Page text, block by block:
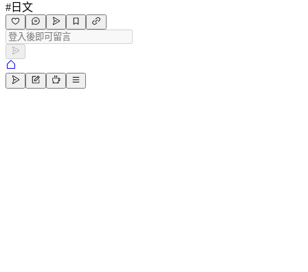
# 日文